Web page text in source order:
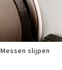
Messen slijpen